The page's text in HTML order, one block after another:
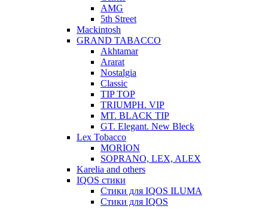
AMG
5th Street
Mackintosh
GRAND TABACCO
Akhtamar
Ararat
Nostalgia
Classic
TIP TOP
TRIUMPH. VIP
MT. BLACK TIP
GT. Elegant. New Bleck
Lex Tobacco
MORION
SOPRANO, LEX, ALEX
Karelia and others
IQOS стики
Стики для IQOS ILUMA
Стики для IQOS